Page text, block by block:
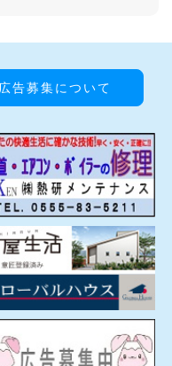
広告募集について